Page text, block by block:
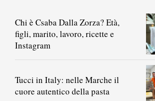
Chi è Csaba Dalla Zorza? Età,
figli, marito, lavoro, ricette e
Instagram
Tucci in Italy: nelle Marche il
cuore autentico della pasta